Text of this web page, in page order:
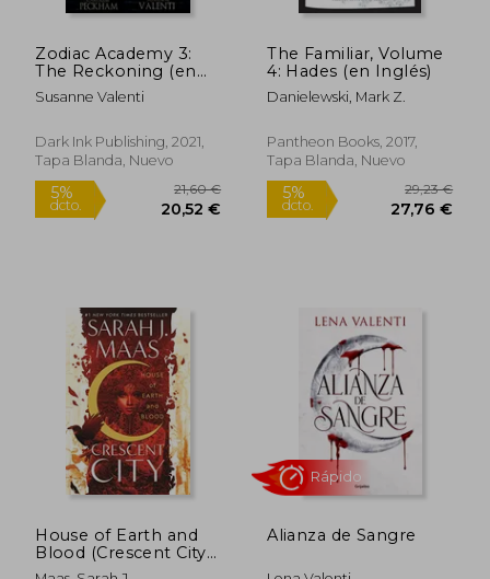
Zodiac Academy 3:
The Reckoning (en
Inglés)
Susanne Valenti
Dark Ink Publishing, 2021,
Tapa Blanda, Nuevo
5%
dcto. 20,52 €
The Familiar, Volume
4: Hades (en Inglés)
Danielewski, Mark Z.
Pantheon Books, 2017,
Tapa Blanda, Nuevo
5%
dcto.
House of Earth and
Blood (Crescent City)
(en Inglés)
Alianza de Sangre